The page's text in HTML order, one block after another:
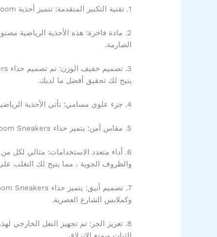
1. تقنية التكبير المتقدمة: تتميز أحذية Nike Zoom بأحدث تقنيات Zoom ، مما يوفر توسيدًا واستجابة فائقة لتحسين أداء الجري.
2. مادة فاخرة: هذه الأحذية الرياضية
الصارمة.
يتيح لك تحقيق أفضل ما لديك.
4. جزء علوي مسامي: تأتي الأحذية الرياضية بجزء علوي مسامي يسمح بتدفق هواء ممتاز ، مما يحافظ على قدميك باردة وجافة حتى أثناء التدريبات المكثفة.
5. مقاس آمن: يتميز حذاء Nike Zoom Sneakers بنظام ربط آمن وياقة مبطنة ، مما يضمن ملاءمة مريحة ويوفر الثبات والدعم لقدميك.
6. أداء متعدد الاستخدامات: مثالي لكل
والظروف الجوية ، مما يتيح لك التغلب
وكملابس الشارع العصرية.
8. تعزيز الجر: تم تجهيز النعل الخارجي